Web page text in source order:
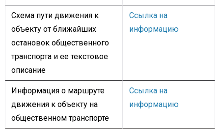
Схема пути движения к
объекту от ближайших
остановок общественного
транспорта и ее текстовое
описание
Ссылка на
информацию
Информация о маршруте
движения к объекту на
общественном транспорте
Ссылка на
информацию